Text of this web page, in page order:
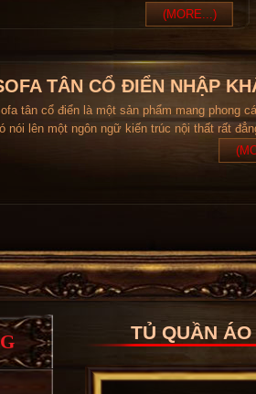
(MORE...)
TÂN CỔ ĐIỂN NHẬP
tân cổ điển là một sản phẩm mang phong
nói lên một ngôn ngữ kiến trúc nội thất rất
TỦ QUẦN